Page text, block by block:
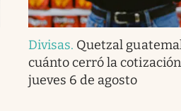
Divisas. Quetzal
cuánto cerró la
jueves 6 de agosto